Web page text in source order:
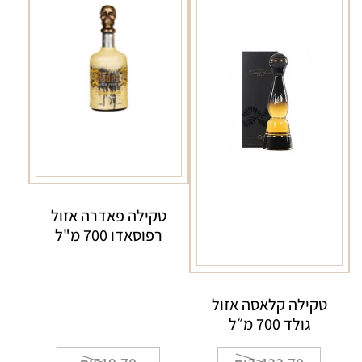
טקילה קלאסה אזול
גולד 700 מ״ל
המחיר
המחיר
טקילה פאדרה אזול
רפוסאדו 700 מ"ל
המחיר
המחיר